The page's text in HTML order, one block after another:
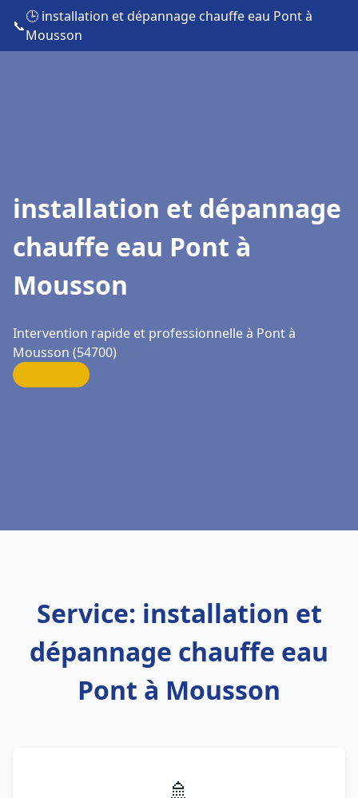
📞
🕒 installation et dépannage chauffe eau Pont à
Mousson
installation et dépannage
chauffe eau Pont à
Mousson
Intervention rapide et professionnelle à Pont à
Mousson (54700)
Service: installation et
dépannage chauffe eau
Pont à Mousson